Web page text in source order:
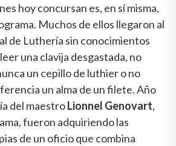
hoy concursan es, en sí misma,
Muchos de ellos llegaron al
de Luthería sin conocimientos
una clavija desgastada, no
un cepillo de luthier o no
un alma de un filete. Año
del maestroLionnel Genovart,
fueron adquiriendo las
de un oficio que combina